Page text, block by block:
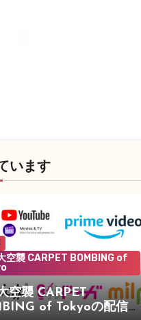
います
空襲 CARPET BOMBING of
空襲 CARPET
of Tokyoの配信が